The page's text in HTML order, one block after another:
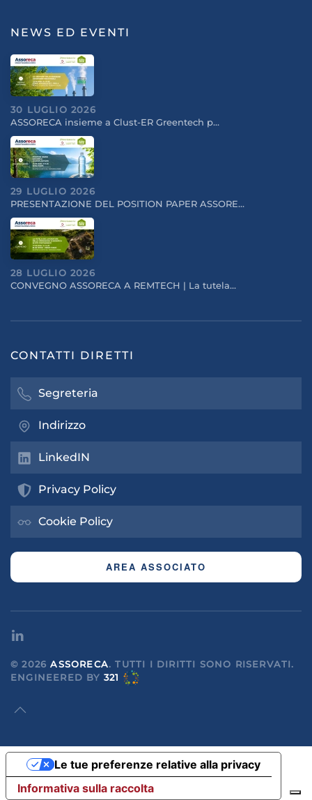
NEWS ED EVENTI
30 LUGLIO 2026
ASSORECA insieme a Clust-ER Greentech p…
29 LUGLIO 2026
PRESENTAZIONE DEL POSITION PAPER ASSORE…
28 LUGLIO 2026
CONVEGNO ASSORECA A REMTECH | La tutela…
CONTATTI DIRETTI
Segreteria
Indirizzo
LinkedIN
Privacy Policy
Cookie Policy
AREA ASSOCIATO
©2026 ASSORECA. TUTTI I DIRITTI SONO RISERVATI.
ENGINEERED BY 321
Informativa sulla raccolta
Le tue preferenze relative alla privacy